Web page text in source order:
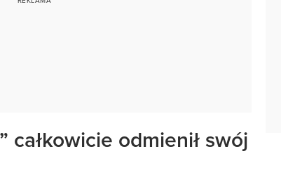
całkowicie odmienił swój